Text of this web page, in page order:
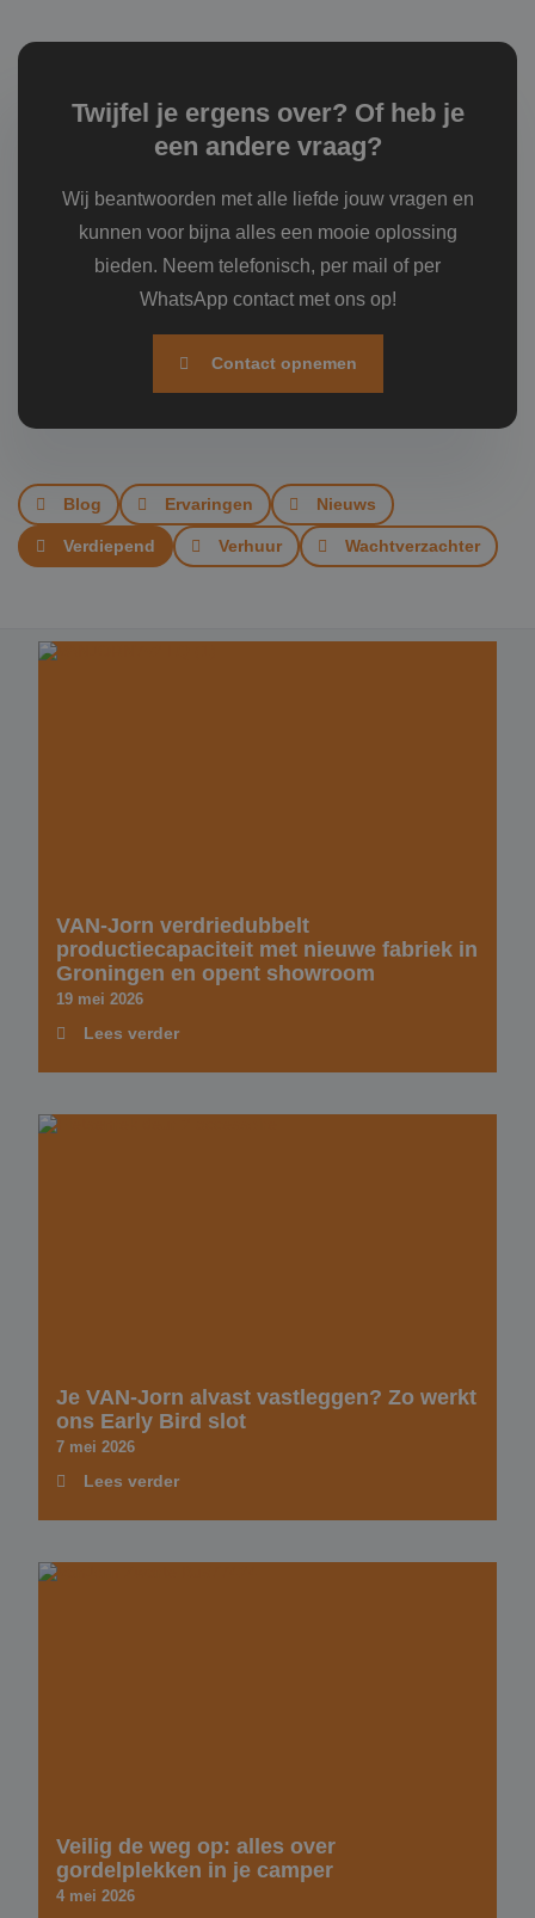
Twijfel je ergens over? Of heb je
een andere vraag?
Wij beantwoorden met alle liefde jouw vragen en
kunnen voor bijna alles een mooie oplossing
bieden. Neem telefonisch, per mail of per
WhatsApp contact met ons op!
Contact opnemen
Blog Ervaringen Nieuws
Verdiepend Verhuur Wachtverzachter
VAN-Jorn verdriedubbelt
productiecapaciteit met nieuwe fabriek in
Groningen en opent showroom
19 mei 2026
Lees verder
Je VAN-Jorn alvast vastleggen? Zo werkt
ons Early Bird slot
7 mei 2026
Lees verder
Veilig de weg op: alles over
gordelplekken in je camper
4 mei 2026